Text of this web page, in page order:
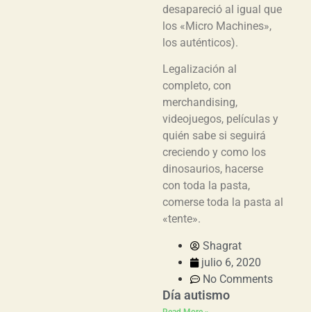
desapareció al igual que
los «Micro Machines»,
los auténticos).
Legalización al
completo, con
merchandising,
videojuegos, películas y
quién sabe si seguirá
creciendo y como los
dinosaurios, hacerse
con toda la pasta,
comerse toda la pasta al
«tente».
Shagrat
julio 6, 2020
No Comments
Día autismo